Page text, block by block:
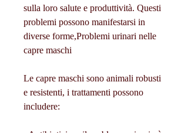
sulla loro salute e produttività. Questi
problemi possono manifestarsi in
diverse forme,Problemi urinari nelle
capre maschi
Le capre maschi sono animali robusti
e resistenti, i trattamenti possono
includere: